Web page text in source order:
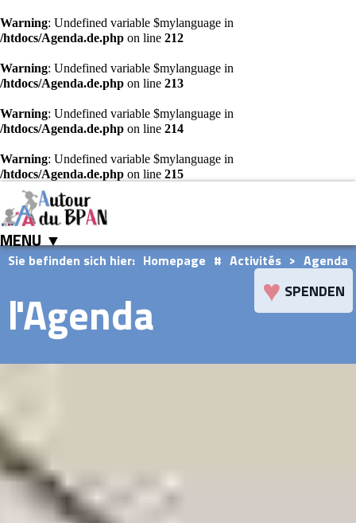
Warning: Undefined variable $mylanguage in
/htdocs/Agenda.de.php on line 212
Warning: Undefined variable $mylanguage in
/htdocs/Agenda.de.php on line 213
Warning: Undefined variable $mylanguage in
/htdocs/Agenda.de.php on line 214
Warning: Undefined variable $mylanguage in
/htdocs/Agenda.de.php on line 215
MENU ▼
Sie befinden sich hier: Homepage # Activités > Agenda
l'Agenda
♥ SPENDEN